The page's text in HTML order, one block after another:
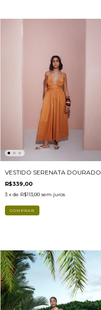
VESTIDO SERENATA DOURADO
R$339,00
3 x de R$113,00 sem juros
COMPRAR